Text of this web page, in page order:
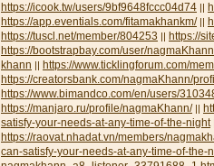
https://icook.tw/users/9bf9648fccc04d74 ||
https://app.eventials.com/fitamakhankm/||
https://tuscl.net/member/804253 || https://
https://bootstrapbay.com/user/nagmaKhann
khann || https://www.ticklingforum.com/
https://creatorsbank.com/nagmaKhann/
https://www.bimandco.com/en/users/
https://manjaro.ru/profile/nagmaKhann/||
satisfy-your-needs-at-any-time-of-the-night
https://raovat.nhadat.vn/members/
can-satisfy-your-needs-at-any-time-of-the-